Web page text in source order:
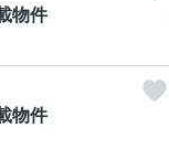
物件
物件